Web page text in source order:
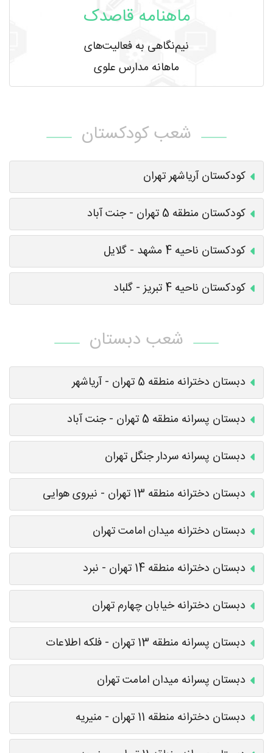
ماهنامه قاصدک
نیم‌نگاهی به فعالیت‌های
ماهانه مدارس علوی
شعب کودکستان
کودکستان آریاشهر تهران
کودکستان منطقه 5 تهران - جنت آباد
کودکستان ناحیه 4 مشهد - گلایل
کودکستان ناحیه 4 تبریز - گلباد
شعب دبستان
دبستان دخترانه منطقه 5 تهران - آریاشهر
دبستان پسرانه منطقه 5 تهران - جنت آباد
دبستان پسرانه سردار جنگل تهران
دبستان دخترانه منطقه 13 تهران - نیروی هوایی
دبستان دخترانه میدان امامت تهران
دبستان دخترانه منطقه 14 تهران - نبرد
دبستان دخترانه خیابان چهارم تهران
دبستان پسرانه منطقه 13 تهران - فلکه اطلاعات
دبستان پسرانه میدان امامت تهران
دبستان دخترانه منطقه 11 تهران - منیریه